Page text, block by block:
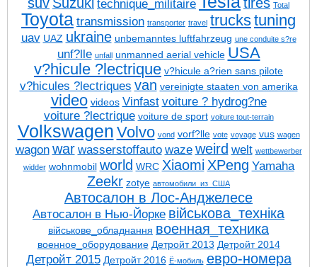
technique_militaire Total
Toyota transmission transporter travel truckstuning
uav UAZ ukraine unbemanntes luftfahrzeug une conduite s?re
unf?lle unfall unmanned aerial vehicle USA
v?hicule ?lectrique v?hicule a?rien sans pilote
v?hicules ?lectriques van vereinigte staaten von amerika
video videos Vinfast voiture ? hydrog?ne
voiture ?lectrique voiture de sport voiture tout-terrain
Volkswagen Volvo vond vorf?lle vote voyage vus wagen
wagon war wasserstoffauto waze weird welt wettbewerber
widder wohnmobil world WRC Xiaomi XPeng Yamaha
Zeekr zotye автомобили_из_США
Автосалон в Лос-Анджелесе
Автосалон в Нью-Йорке військова_техніка
військове_обладнання военная_техника
военное_оборудование Детройт 2013 Детройт 2014
Детройт 2015 Детройт 2016 Ё-мобиль евро-номера